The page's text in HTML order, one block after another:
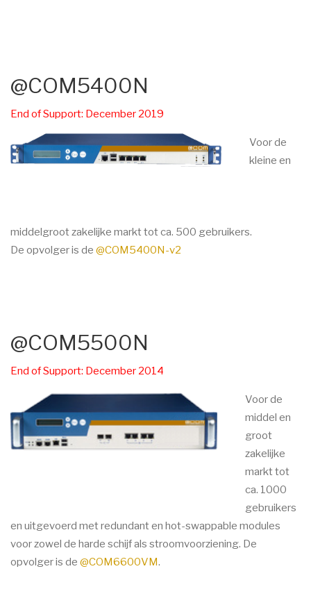
@COM5400N
End of Support: December 2019
Voor de
kleine en
middelgroot zakelijke markt tot ca. 500 gebruikers.
De opvolger is de @COM5400N-v2
@COM5500N
End of Support: December 2014
Voor de
middel en
groot
zakelijke
markt tot
ca. 1000
gebruikers
en uitgevoerd met redundant en hot-swappable modules
voor zowel de harde schijf als stroomvoorziening. De
opvolger is de @COM6600VM.